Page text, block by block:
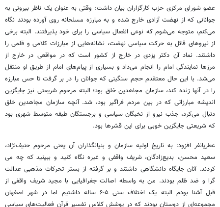
عضو شورای مرکزی حزب کارگزاران بیان داشت: وقتی به عنوان یک ناظر بیرونی به
جوانانی که از نهضت آزادی خارج شده و به مبارزه مسلحانه روی آورده بودند نگاه
می‌کنم، متوجه می‌شوم که نوعی انفعال سیاسی را برای خود پذیرفتند. البته برخی
از نیروهای قائل به حرکت سیاسی نهضت، نشانه‌هایی از مبارزات کلامی و قلمی را
داشتند. نماد آن دکتر یزدی در خارج از کشور است که در مواقعی در خارج از
مرزها نمایندگی امام را انجام می‌داد و بسیاری از پیام‌های امام از طریق او منتقل
می‌شد. با این حال معتقدم حجم سنگینی که جوانان را در بر گرفت تا حس مبارزه
را در آنها زنده کند، سازمان مجاهدین خلق بود؛ البته مرحوم شریعتی نیز جایگزین
اندیشه مبارزاتی که در بین مردم فراگیر بود، شد. آنچه سازمان مجاهدین خلق
دنبال می‌کرد، جذب نیرو از نخبگان سیاسی و برجستگان طبقه متوسط شهری بود
که شریعتی جایگزین خوبی برای این قشرها بود.
عطریانفر افزود: به تاریخ اولیه سازمان و بنیانگذاران آن یعنی مرحوم حنیف‌نژاد،
سعید محسن، بدیع‌زادگان، شریف واقفی و غیره نگاه کنید و ببینید که چه می
کردند. آنان جایگاه دانشگاهی داشتند و بر گرفته از بستر تحرکات مذهبی عدالت
گرا و ضد ظلم بودند. من به واسطه اصالت جغرافیایی با مجید شریف واقفی از
قبل آشنا بودم البته یک اختلاف سنی ۵-۶ ساله داشتیم اما در شهر اصفهان
مجموعه‌ای از دوستان بودند که در پوشش کلاس تفسیر قرآن فعالیت‌های سیاسی